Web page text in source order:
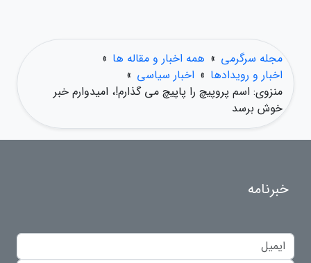
مجله سرگرمی » همه اخبار و مقاله ها »
اخبار و رویدادها » اخبار سیاسی »
منزوی: اسم پروپیچ را پاپیچ می گذارم!، امیدوارم خبر
خوش برسد
خبرنامه